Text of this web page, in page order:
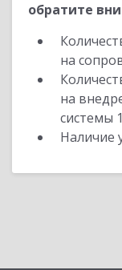
обратите
на
на
системы
Наличие